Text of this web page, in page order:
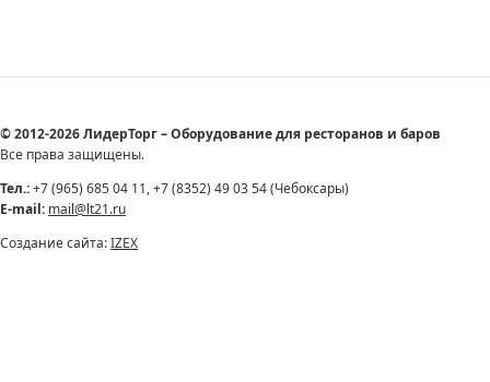
© 2012-2026 ЛидерТорг – Оборудование для ресторанов и баров
Все права защищены.
Тел.:+7 (965) 685 04 11, +7 (8352) 49 03 54 (Чебоксары)
E-mail: mail@lt21.ru
Создание сайта:IZEX